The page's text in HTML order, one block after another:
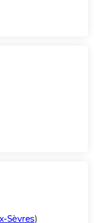
Sèvres)